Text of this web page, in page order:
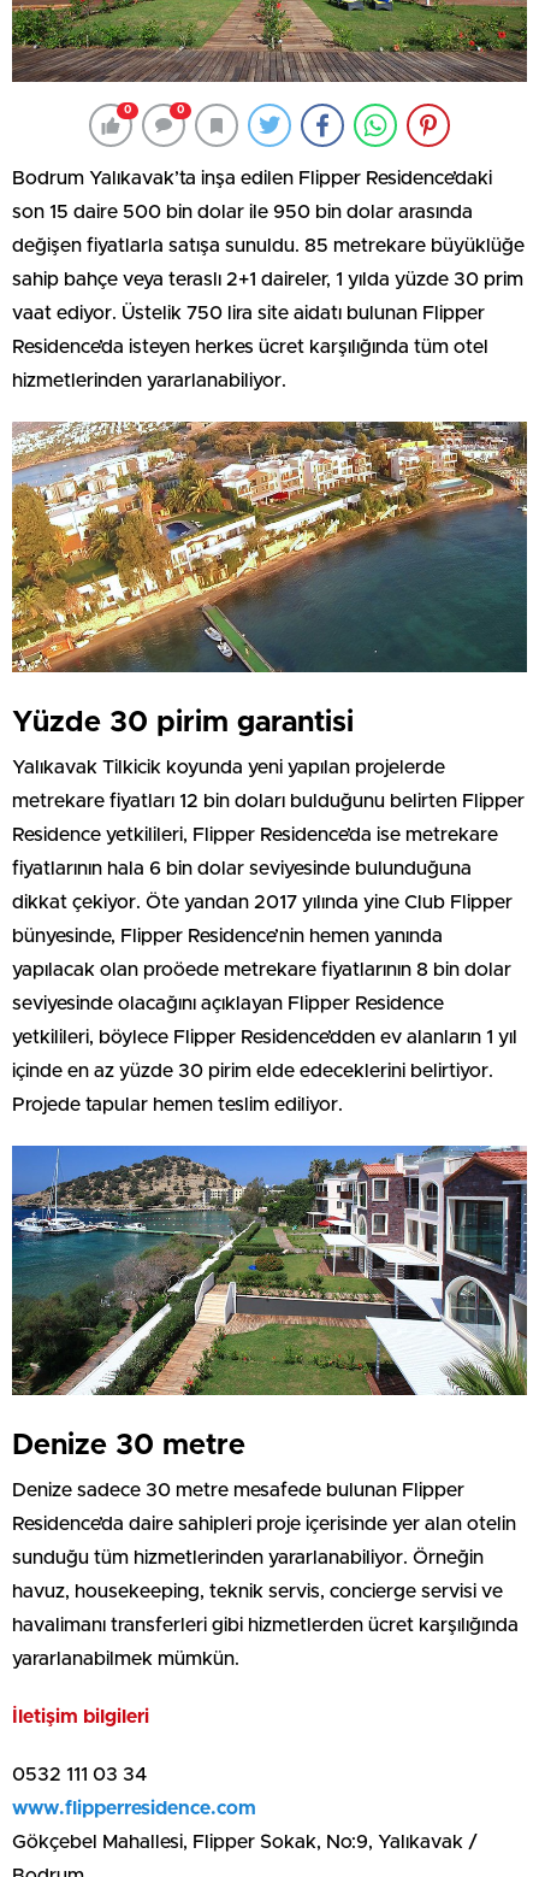
0 0
Bodrum Yalıkavak’ta inşa edilen Flipper Residence’daki
son 15 daire 500 bin dolar ile 950 bin dolar arasında
değişen fiyatlarla satışa sunuldu. 85 metrekare büyüklüğe
sahip bahçe veya teraslı 2+1 daireler, 1 yılda yüzde 30 prim
vaat ediyor. Üstelik 750 lira site aidatı bulunan Flipper
Residence’da isteyen herkes ücret karşılığında tüm otel
hizmetlerinden yararlanabiliyor.
Yüzde 30 pirim garantisi
Yalıkavak Tilkicik koyunda yeni yapılan projelerde
metrekare fiyatları 12 bin doları bulduğunu belirten Flipper
Residence yetkilileri, Flipper Residence’da ise metrekare
fiyatlarının hala 6 bin dolar seviyesinde bulunduğuna
dikkat çekiyor. Öte yandan 2017 yılında yine Club Flipper
bünyesinde, Flipper Residence’nin hemen yanında
yapılacak olan proöede metrekare fiyatlarının 8 bin dolar
seviyesinde olacağını açıklayan Flipper Residence
yetkilileri, böylece Flipper Residence’dden ev alanların 1 yıl
içinde en az yüzde 30 pirim elde edeceklerini belirtiyor.
Projede tapular hemen teslim ediliyor.
Denize 30 metre
Denize sadece 30 metre mesafede bulunan Flipper
Residence’da daire sahipleri proje içerisinde yer alan otelin
sunduğu tüm hizmetlerinden yararlanabiliyor. Örneğin
havuz, housekeeping, teknik servis, concierge servisi ve
havalimanı transferleri gibi hizmetlerden ücret karşılığında
yararlanabilmek mümkün.
İletişim bilgileri
0532 111 03 34
www.flipperresidence.com
Gökçebel Mahallesi, Flipper Sokak, No:9, Yalıkavak /